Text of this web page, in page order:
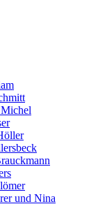
und Nina